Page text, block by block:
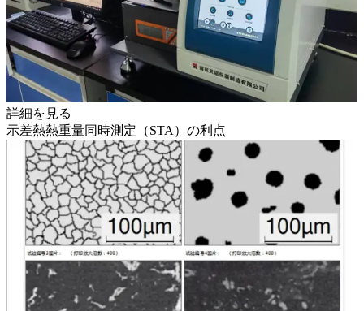
詳細を見る
示差熱熱重量同時測定（STA）の利点